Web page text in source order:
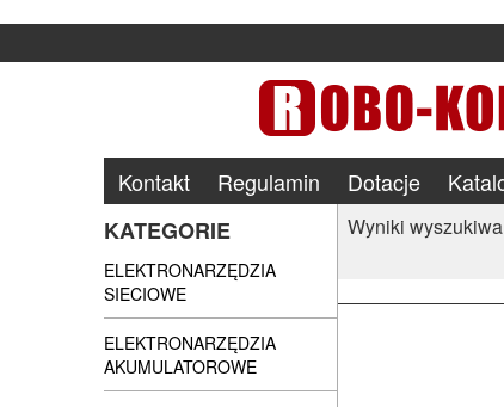
Kontakt Regulamin Dotacje
KATEGORIE
ELEKTRONARZĘDZIA
SIECIOWE
ELEKTRONARZĘDZIA
AKUMULATOROWE
Wyniki